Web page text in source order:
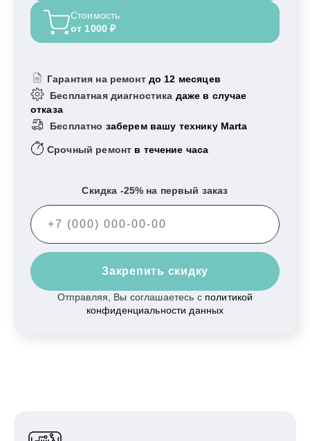
Стоимость
от 1000 ₽
Гарантия на ремонт до 12 месяцев
Бесплатная диагностика даже в случае
отказа
Бесплатно заберем вашу технику Marta
Срочный ремонт в течение часа
Скидка -25% на первый заказ
Закрепить скидку
Отправляя, Вы соглашаетесь с политикой
конфиденциальности данных